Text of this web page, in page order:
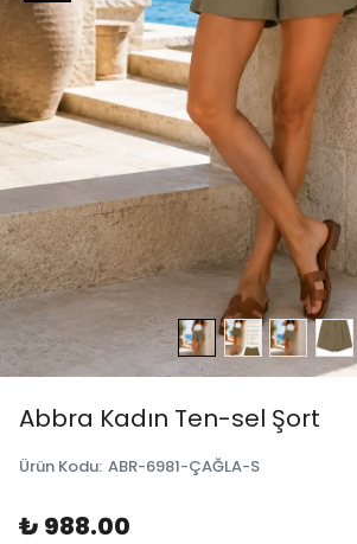
Abbra Kadın Ten-sel Şort
Ürün Kodu: ABR-6981-ÇAĞLA-S
₺ 988.00